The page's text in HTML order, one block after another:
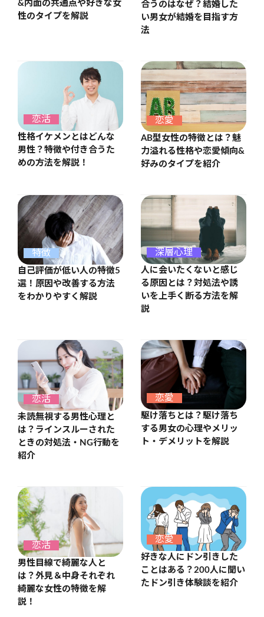
&内面の共通点や好きな女
性のタイプを解説
合うのはなぜ？結婚した
い男女が結婚を目指す方
法
恋活
性格イケメンとはどんな
男性？特徴や付き合うた
めの方法を解説！
恋愛
AB型女性の特徴とは？魅
力溢れる性格や恋愛傾向&
好みのタイプを紹介
特徴
自己評価が低い人の特徴5
選！原因や改善する方法
をわかりやすく解説
深層心理
人に会いたくないと感じ
る原因とは？対処法や誘
いを上手く断る方法を解
説
恋活
未読無視する男性心理と
は？ラインスルーされた
ときの対処法・NG行動を
紹介
恋愛
駆け落ちとは？駆け落ち
する男女の心理やメリッ
ト・デメリットを解説
恋活
男性目線で綺麗な人と
は？外見＆中身それぞれ
綺麗な女性の特徴を解
説！
恋愛
好きな人にドン引きした
ことはある？200人に聞い
たドン引き体験談を紹介